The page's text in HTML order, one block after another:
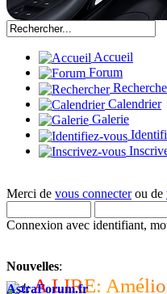
Accueil
Forum
Calendrier
Galerie
Merci de vous connecterou de
Connexion avec identifiant,
Nouvelles:
A LIRE: Amélio
AstraForum.fr